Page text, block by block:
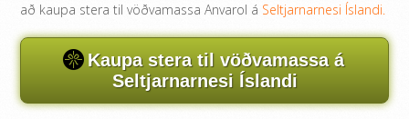
að kaupa stera til vöðvamassa Anvarol á Seltjarnarnesi Íslandi.
Kaupa stera til vöðvamassa á
Seltjarnarnesi Íslandi